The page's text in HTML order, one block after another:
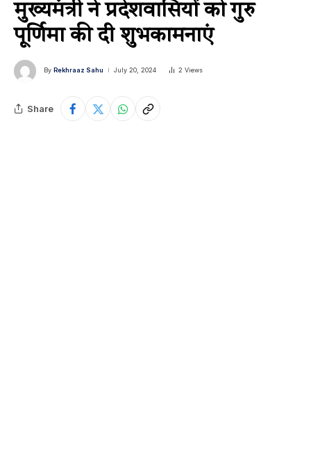
मुख्यमंत्री ने प्रदेशवासियों को गुरु
पूर्णिमा की दी शुभकामनाएं
By Rekhraaz Sahu July 20, 2024 2 Views
Share